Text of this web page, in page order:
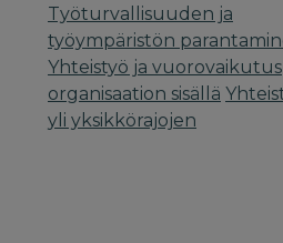
Työturvallisuuden ja
työympäristön
Yhteistyö ja vuorovaikutus
organisaation sisällä
yli yksikkörajojen